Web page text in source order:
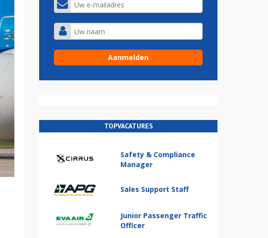
TOPVACATURES
Safety & Compliance
Manager
Sales Support Staff
Junior Passenger Traffic
Officer